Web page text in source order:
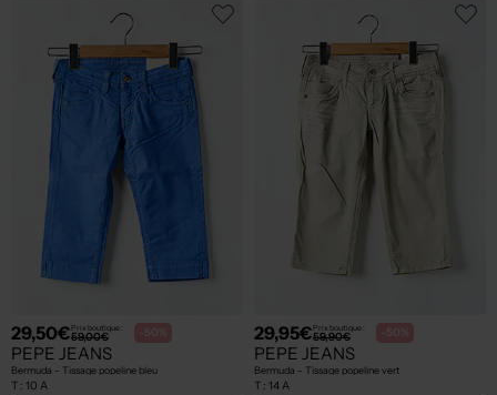
29,50€Prix boutique :
59,00€ -50%
PEPE JEANS
Bermuda - Tissage popeline bleu
T : 10 A
29,95€Prix boutique :
59,90€ -50%
PEPE JEANS
Bermuda - Tissage popeline vert
T : 14 A